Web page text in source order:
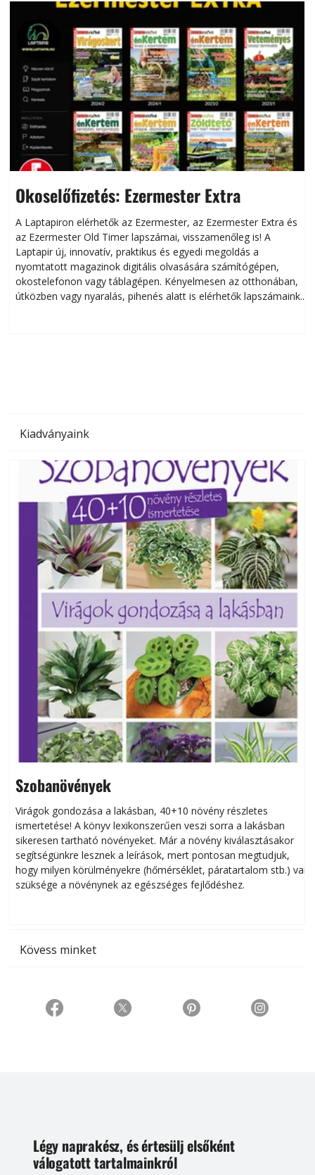
Okoselőfizetés: Ezermester Extra
A Laptapiron elérhetők az Ezermester, az Ezermester Extra és
az Ezermester Old Timer lapszámai, visszamenőleg is! A
Laptapir új, innovatív, praktikus és egyedi megoldás a
nyomtatott magazinok digitális olvasására számítógépen,
okostelefonon vagy táblagépen. Kényelmesen az otthonában,
útközben vagy nyaralás, pihenés alatt is elérhetők lapszámaink.
Kiadványaink
Szobanövények
Virágok gondozása a lakásban, 40+10 növény részletes
ismertetése! A könyv lexikonszerűen veszi sorra a lakásban
sikeresen tart­ha­tó növényeket. Már a növény kiválasztásakor
segítségünkre lesznek a leírások, mert pontosan megtudjuk,
hogy milyen körülményekre (hőmérséklet, páratartalom stb.) van
szüksége a növénynek az egészséges fejlődéshez.
Kövess minket
Légy naprakész, és értesülj elsőként
válogatott tartalmainkról